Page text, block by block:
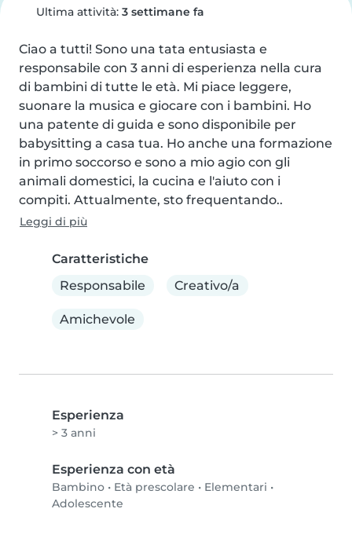
Ultima attività: 3 settimane fa
Ciao a tutti! Sono una tata entusiasta e
responsabile con 3 anni di esperienza nella cura
di bambini di tutte le età. Mi piace leggere,
suonare la musica e giocare con i bambini. Ho
una patente di guida e sono disponibile per
babysitting a casa tua. Ho anche una formazione
in primo soccorso e sono a mio agio con gli
animali domestici, la cucina e l'aiuto con i
compiti. Attualmente, sto frequentando..
Leggi di più
Caratteristiche
Responsabile
Creativo/a
Amichevole
Esperienza
> 3 anni
Esperienza con età
Bambino • Età prescolare • Elementari •
Adolescente